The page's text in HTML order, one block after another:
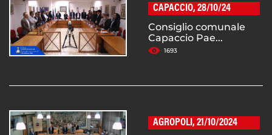
CAPACCIO, 28/10/24
Consiglio comunale
Capaccio Pae...
1693
AGROPOLI, 21/10/2024